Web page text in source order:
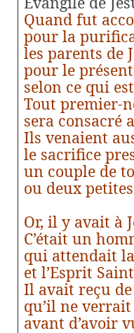
Quand fut
pour la
les parents de
pour le
selon ce qui
Tout premier-
sera consacré
Ils venaient
le sacrifice
un couple de
ou deux
Or, il y avait à
C’était un
qui attendait
et l’Esprit
Il avait reçu de
qu’il ne
avant d’avoir